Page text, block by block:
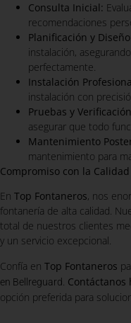
Consulta Inicial:
recomendaciones
Planificación y
instalación,
perfectamente.
Instalación
instalación con
Pruebas y
asegurar que todo
Mantenimiento
mantenimiento para
Compromiso con la
En Top Fontaneros, nos
fontanería de alta calidad.
total de nuestros clientes
y un servicio excepcional.
Confía en Top Fontaneros
en Bellreguard. Contáctanos
opción preferida para